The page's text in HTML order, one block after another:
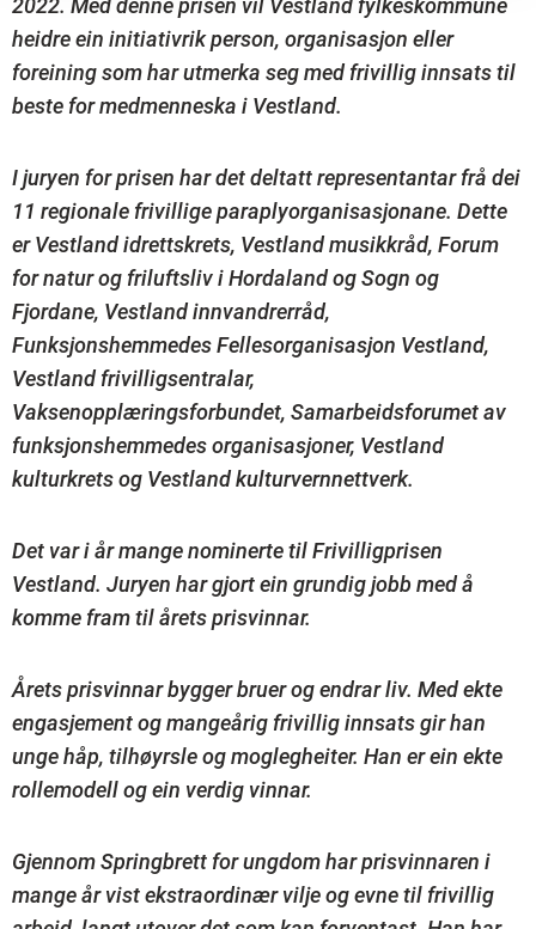
2022. Med denne prisen vil Vestland fylkeskommune
heidre ein initiativrik person, organisasjon eller
foreining som har utmerka seg med frivillig innsats til
beste for medmenneska i Vestland.
I juryen for prisen har det deltatt representantar frå dei
11 regionale frivillige paraplyorganisasjonane. Dette
er Vestland idrettskrets, Vestland musikkråd, Forum
for natur og friluftsliv i Hordaland og Sogn og
Fjordane, Vestland innvandrerråd,
Funksjonshemmedes Fellesorganisasjon Vestland,
Vestland frivilligsentralar,
Vaksenopplæringsforbundet, Samarbeidsforumet av
funksjonshemmedes organisasjoner, Vestland
kulturkrets og Vestland kulturvernnettverk.
Det var i år mange nominerte til Frivilligprisen
Vestland. Juryen har gjort ein grundig jobb med å
komme fram til årets prisvinnar.
Årets prisvinnar bygger bruer og endrar liv. Med ekte
engasjement og mangeårig frivillig innsats gir han
unge håp, tilhøyrsle og moglegheiter. Han er ein ekte
rollemodell og ein verdig vinnar.
Gjennom Springbrett for ungdom har prisvinnaren i
mange år vist ekstraordinær vilje og evne til frivillig